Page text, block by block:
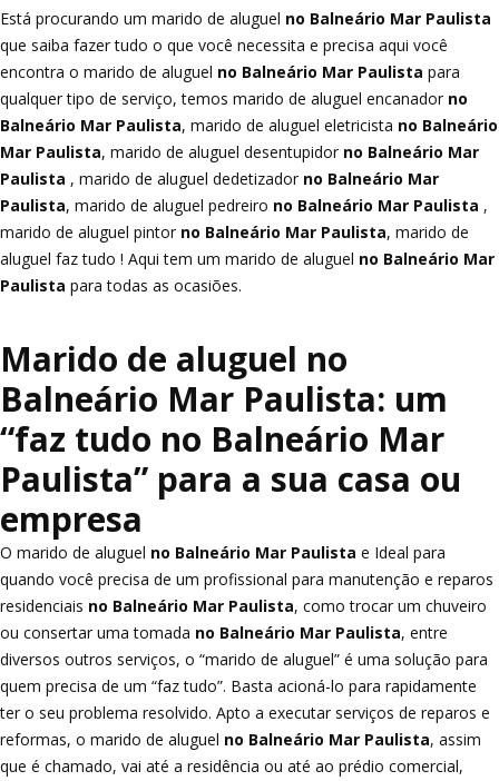
Está procurando um marido de aluguel no Balneário Mar Paulista
que saiba fazer tudo o que você necessita e precisa aqui você
encontra o marido de aluguel no Balneário Mar Paulista para
qualquer tipo de serviço, temos marido de aluguel encanador no
Balneário Mar Paulista, marido de aluguel eletricista no Balneário
Mar Paulista, marido de aluguel desentupidor no Balneário Mar
Paulista , marido de aluguel dedetizador no Balneário Mar
Paulista, marido de aluguel pedreiro no Balneário Mar Paulista ,
marido de aluguel pintor no Balneário Mar Paulista, marido de
aluguel faz tudo ! Aqui tem um marido de aluguel no Balneário Mar
Paulista para todas as ocasiões.
Marido de aluguel no
Balneário Mar Paulista: um
“faz tudo no Balneário Mar
Paulista” para a sua casa ou
empresa
O marido de aluguel no Balneário Mar Paulista e Ideal para
quando você precisa de um profissional para manutenção e reparos
residenciais no Balneário Mar Paulista, como trocar um chuveiro
ou consertar uma tomada no Balneário Mar Paulista, entre
diversos outros serviços, o “marido de aluguel” é uma solução para
quem precisa de um “faz tudo”. Basta acioná-lo para rapidamente
ter o seu problema resolvido. Apto a executar serviços de reparos e
reformas, o marido de aluguel no Balneário Mar Paulista, assim
que é chamado, vai até a residência ou até ao prédio comercial,